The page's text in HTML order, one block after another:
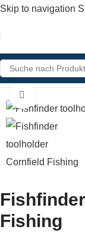
Skip to navigation
Home»Shop»
Fishing